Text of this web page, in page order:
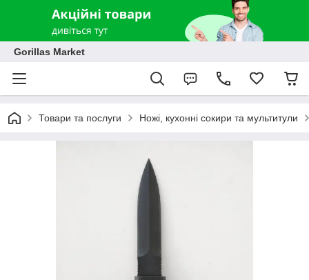
Gorillas Market
Товари та послуги Ножі, кухонні сокири та мультитули